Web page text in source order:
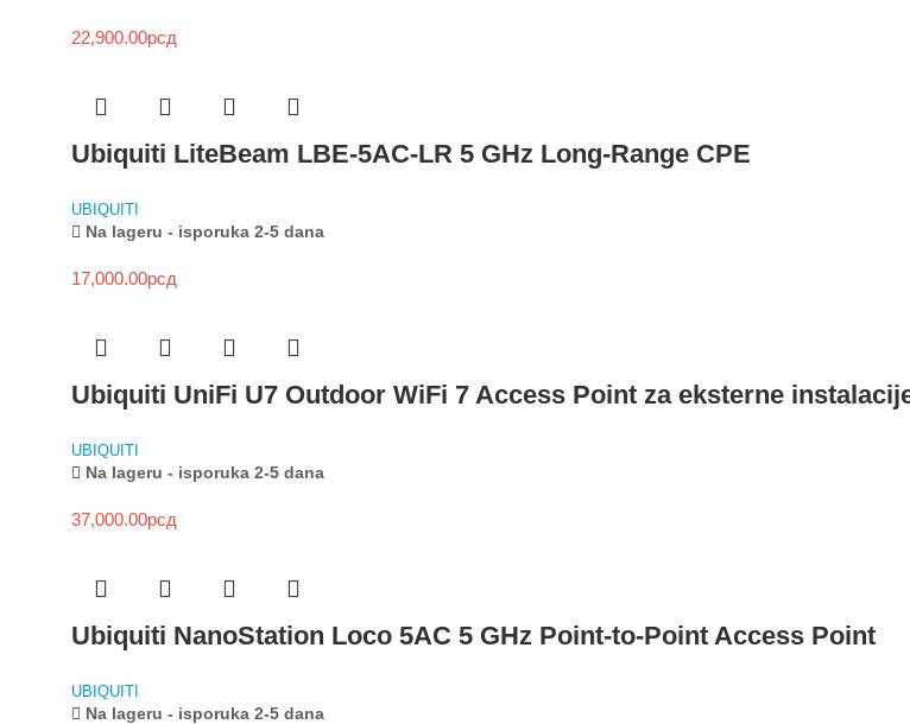
22,900.00рсд
Ubiquiti LiteBeam LBE-5AC-LR 5 GHz Long-Range CPE
UBIQUITI
Na lageru - isporuka 2-5 dana
17,000.00рсд
Ubiquiti UniFi U7 Outdoor WiFi 7 Access Point za eksterne
UBIQUITI
Na lageru - isporuka 2-5 dana
37,000.00рсд
Ubiquiti NanoStation Loco 5AC 5 GHz Point-to-Point Access Point
UBIQUITI
Na lageru - isporuka 2-5 dana